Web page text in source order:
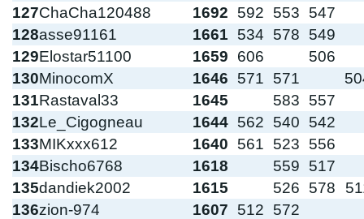
127ChaCha120488 1692 592 553
547
128asse91161 1661 534 578
549
129Elostar51100 1659 606
506
130MinocomX 1646 571 571
131Rastaval33 1645 583
557
132Le_Cigogneau 1644 562 540
542
133MIKxxx612 1640 561 523
556
134Bischo6768 1618 559
517
135dandiek2002 1615 526 578
136zion-974 1607 512
572